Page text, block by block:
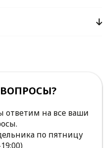
ответим на все ваши
по пятницу